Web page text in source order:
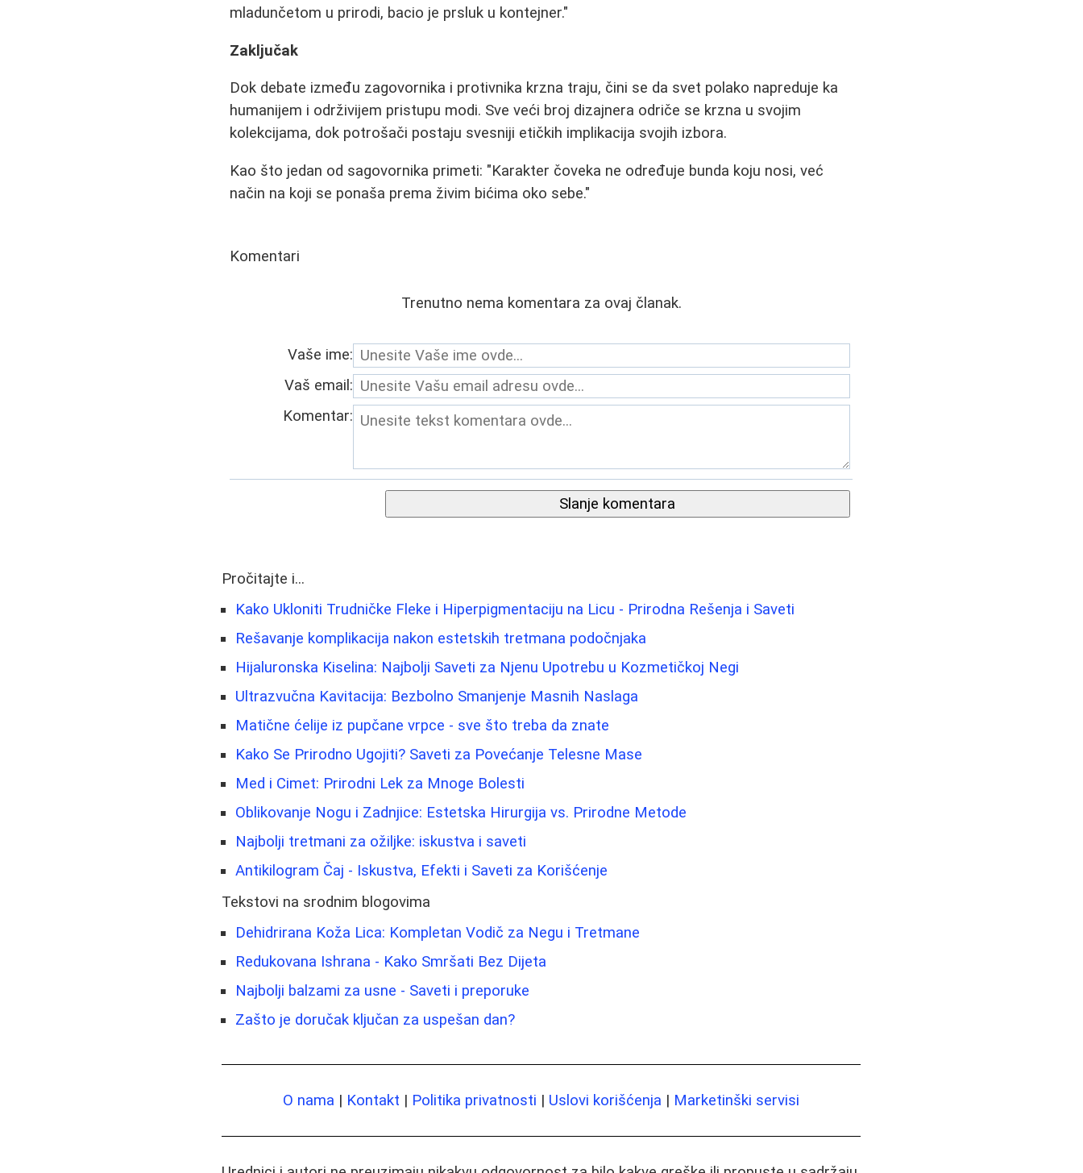
mladunčetom u prirodi, bacio je prsluk u kontejner."
Zaključak
Dok debate između zagovornika i protivnika krzna traju, čini se da svet polako napreduje ka
humanijem i održivijem pristupu modi. Sve veći broj dizajnera odriče se krzna u svojim
kolekcijama, dok potrošači postaju svesniji etičkih implikacija svojih izbora.
Kao što jedan od sagovornika primeti: "Karakter čoveka ne određuje bunda koju nosi, već
način na koji se ponaša prema živim bićima oko sebe."
Komentari
Trenutno nema komentara za ovaj članak.
Vaše ime:
Vaš email:
Komentar:
Slanje komentara
Pročitajte i...
Kako Ukloniti Trudničke Fleke i Hiperpigmentaciju na Licu - Prirodna Rešenja i Saveti
Rešavanje komplikacija nakon estetskih tretmana podočnjaka
Hijaluronska Kiselina: Najbolji Saveti za Njenu Upotrebu u Kozmetičkoj Negi
Ultrazvučna Kavitacija: Bezbolno Smanjenje Masnih Naslaga
Matične ćelije iz pupčane vrpce - sve što treba da znate
Kako Se Prirodno Ugojiti? Saveti za Povećanje Telesne Mase
Med i Cimet: Prirodni Lek za Mnoge Bolesti
Oblikovanje Nogu i Zadnjice: Estetska Hirurgija vs. Prirodne Metode
Najbolji tretmani za ožiljke: iskustva i saveti
Antikilogram Čaj - Iskustva, Efekti i Saveti za Korišćenje
Tekstovi na srodnim blogovima
Dehidrirana Koža Lica: Kompletan Vodič za Negu i Tretmane
Redukovana Ishrana - Kako Smršati Bez Dijeta
Najbolji balzami za usne - Saveti i preporuke
Zašto je doručak ključan za uspešan dan?
O nama | Kontakt | Politika privatnosti | Uslovi korišćenja | Marketinški servisi